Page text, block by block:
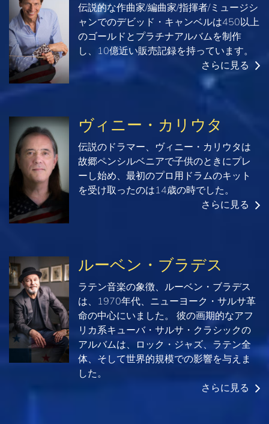
伝説的な作曲家/編曲家/指揮者/ミュージシ
ャンでのデビッド・キャンベルは450以上
のゴールドとプラチナアルバムを制作
し、10億近い販売記録を持っています。
さらに見る
ヴィニー・カリウタ
伝説のドラマー、ヴィニー・カリウタは
故郷ペンシルベニアで子供のときにプレ
ーし始め、最初のプロ用ドラムのキット
を受け取ったのは14歳の時でした。
さらに見る
ルーベン・ブラデス
ラテン音楽の象徴、ルーベン・ブラデス
は、1970年代、ニューヨーク・サルサ革
命の中心にいました。 彼の画期的なアフ
リカ系キューバ・サルサ・クラシックの
アルバムは、ロック・ジャズ、ラテン全
体、そして世界的規模での影響を与えま
した。
さらに見る